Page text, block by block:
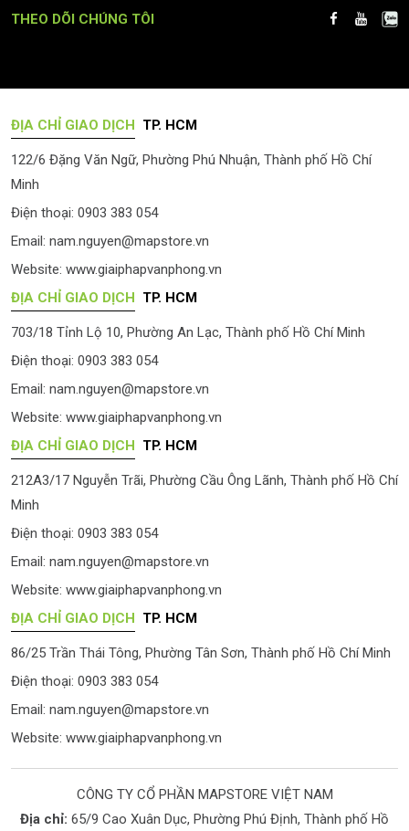
THEO DÕI CHÚNG TÔI
ĐỊA CHỈ GIAO DỊCH TP. HCM
122/6 Đặng Văn Ngữ, Phường Phú Nhuận, Thành phố Hồ Chí
Minh
Điện thoại: 0903 383 054
Email: nam.nguyen@mapstore.vn
Website: www.giaiphapvanphong.vn
ĐỊA CHỈ GIAO DỊCH TP. HCM
703/18 Tỉnh Lộ 10, Phường An Lạc, Thành phố Hồ Chí Minh
Điện thoại: 0903 383 054
Email: nam.nguyen@mapstore.vn
Website: www.giaiphapvanphong.vn
ĐỊA CHỈ GIAO DỊCH TP. HCM
212A3/17 Nguyễn Trãi, Phường Cầu Ông Lãnh, Thành phố Hồ Chí
Minh
Điện thoại: 0903 383 054
Email: nam.nguyen@mapstore.vn
Website: www.giaiphapvanphong.vn
ĐỊA CHỈ GIAO DỊCH TP. HCM
86/25 Trần Thái Tông, Phường Tân Sơn, Thành phố Hồ Chí Minh
Điện thoại: 0903 383 054
Email: nam.nguyen@mapstore.vn
Website: www.giaiphapvanphong.vn
CÔNG TY CỔ PHẦN MAPSTORE VIỆT NAM
Địa chỉ: 65/9 Cao Xuân Dục, Phường Phú Định, Thành phố Hồ